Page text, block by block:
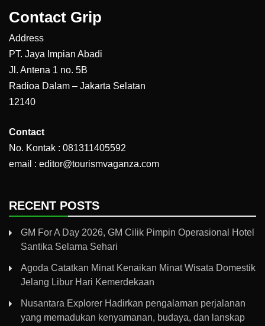
Contact Grip
Address
PT. Jaya Impian Abadi
Jl. Antena 1 no. 5B
Radioa Dalam – Jakarta Selatan
12140
Contact
No. Kontak : 081311405592
email : editor@tourismvaganza.com
RECENT POSTS
GM For A Day 2026, GM Cilik Pimpin Operasional Hotel
Santika Selama Sehari
Agoda Catatkan Minat Kenaikan Minat Wisata Domestik
Jelang Libur Hari Kemerdekaan
Nusantara Explorer Hadirkan pengalaman perjalanan
yang memadukan kenyamanan, budaya, dan lanskap